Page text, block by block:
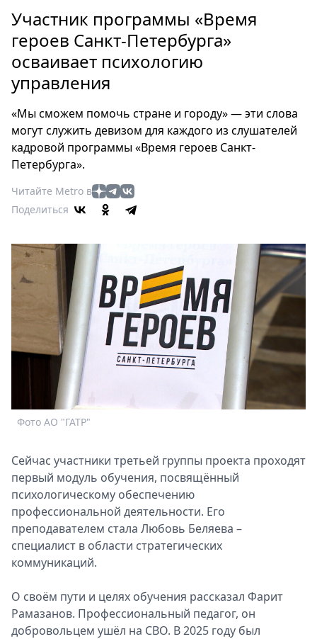
Россия
Мир
Здоровье
Еда
Мода
Театр
Кино
Книги
Выставки
релизы
О
Metro
Стримы
Спецпроекты
Звезды
Выборы
2026
Скачай
Metro
Участник программы «Время
героев Санкт-Петербурга»
осваивает психологию
управления
«Мы сможем помочь стране и городу» — эти слова
могут служить девизом для каждого из слушателей
кадровой программы «Время героев Санкт-
Петербурга».
Читайте Metro в
Поделиться
Фото АО "ГАТР"
Сейчас участники третьей группы проекта проходят
первый модуль обучения, посвящённый
психологическому обеспечению
профессиональной деятельности. Его
преподавателем стала Любовь Беляева –
специалист в области стратегических
коммуникаций.
О своём пути и целях обучения рассказал Фарит
Рамазанов. Профессиональный педагог, он
добровольцем ушёл на СВО. В 2025 году был